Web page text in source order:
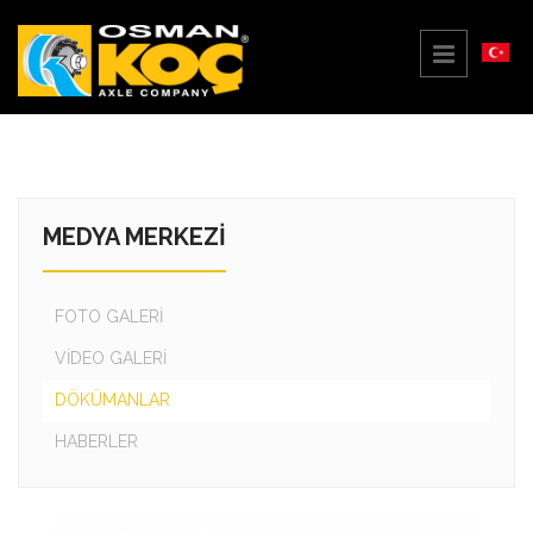
MEDYA MERKEZİ
FOTO GALERİ
VİDEO GALERİ
DÖKÜMANLAR
HABERLER